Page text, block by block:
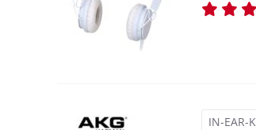
IN-EAR-